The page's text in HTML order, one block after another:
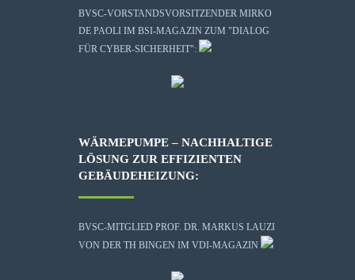
BVSC-VORSTANDSVORSITZENDER MIRKO
DE PAOLI IM BSI-MAGAZIN ZUM "DIALOG
FÜR CYBER-SICHERHEIT":
WÄRMEPUMPE – NACHHALTIGE
LÖSUNG ZUR EFFIZIENTEN
GEBÄUDEHEIZUNG:
BVSC-MITGLIED PROF. DR. MARKUS LAUZI
VON DER TH BINGEN IM VDI-MAGAZIN